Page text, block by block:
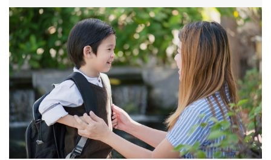
和孩子一起長大的那個男人│讀懂父親的
不同模樣
沒有人天生就擅長當爸爸！男人總是在一次
次「前所未有」的體驗中，跟著孩子一起長
大。從給予安全感的肢體遊戲，到獨立自
主、角色認同及解決問題的能力養成。爸爸
正嘗試用不同的模樣，參與孩子每個重要的